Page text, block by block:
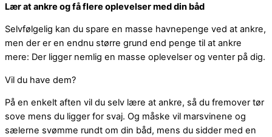
Lær at ankre og få flere oplevelser med din båd
Selvfølgelig kan du spare en masse havnepenge ved at ankre,
men der er en endnu større grund end penge til at ankre
mere: Der ligger nemlig en masse oplevelser og venter på dig.
Vil du have dem?
På en enkelt aften vil du selv lære at ankre, så du fremover tør
sove mens du ligger for svaj. Og måske vil marsvinene og
sælerne svømme rundt om din båd, mens du sidder med en